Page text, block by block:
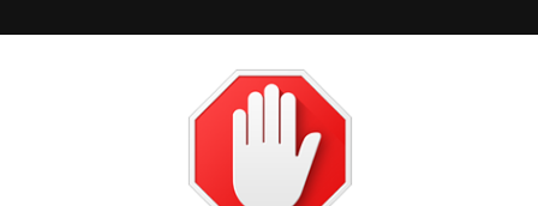
INÍCIO / NOTÍCIAS
CONSOLIDA 130 ANOS DE HISTÓRIA COM FOCO